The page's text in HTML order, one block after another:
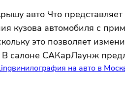
авто Что
кузова автомобиля с
это позволяет
В салоне САКарЛаунж
винилография на авто в